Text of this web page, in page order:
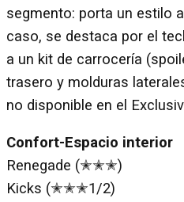
segmento: porta un estilo
caso, se destaca por el
a un kit de carrocería
trasero y molduras
no disponible en el
Confort-Espacio interior
Renegade (✭✭✭)
Kicks (✭✭✭1/2)